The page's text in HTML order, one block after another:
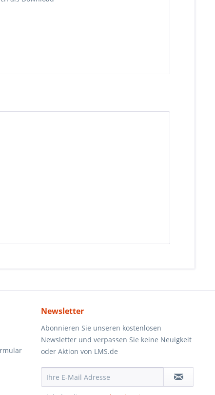
Newsletter
Abonnieren Sie unseren kostenlosen
Newsletter und verpassen Sie keine Neuigkeit
oder Aktion von LMS.de